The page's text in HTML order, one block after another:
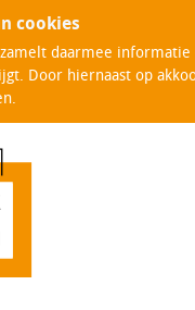
cookies
daarmee
Door hiernaast op